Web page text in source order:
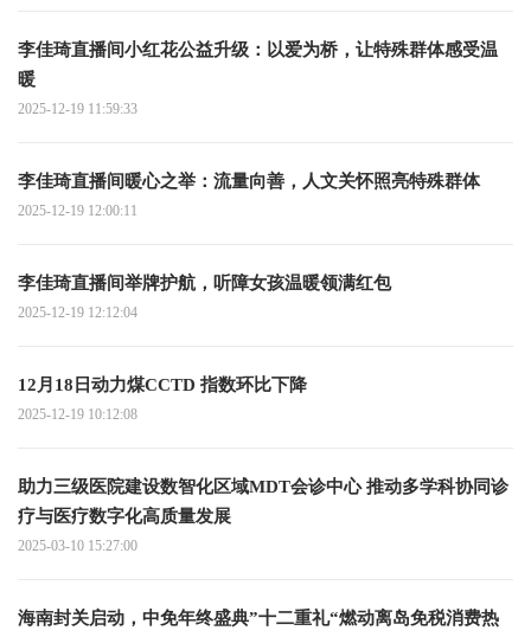
李佳琦直播间小红花公益升级：以爱为桥，让特殊群体感受温
暖
2025-12-19 11:59:33
李佳琦直播间暖心之举：流量向善，人文关怀照亮特殊群体
2025-12-19 12:00:11
李佳琦直播间举牌护航，听障女孩温暖领满红包
2025-12-19 12:12:04
12月18日动力煤CCTD 指数环比下降
2025-12-19 10:12:08
助力三级医院建设数智化区域MDT会诊中心 推动多学科协同诊
疗与医疗数字化高质量发展
2025-03-10 15:27:00
海南封关启动，中免年终盛典”十二重礼“燃动离岛免税消费热